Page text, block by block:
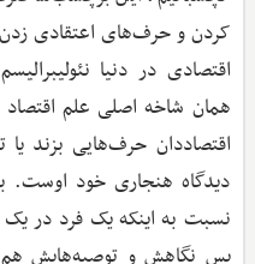
کردن و حرف‌های اعتقادی زدن
اقتصادی در دنیا
همان شاخه اصلی علم
اقتصاددان حرف‌هایی بزند
دیدگاه هنجاری خود اوست.
نسبت به اینکه یک فرد در
پس نگاهش و توصیه‌هایش هم